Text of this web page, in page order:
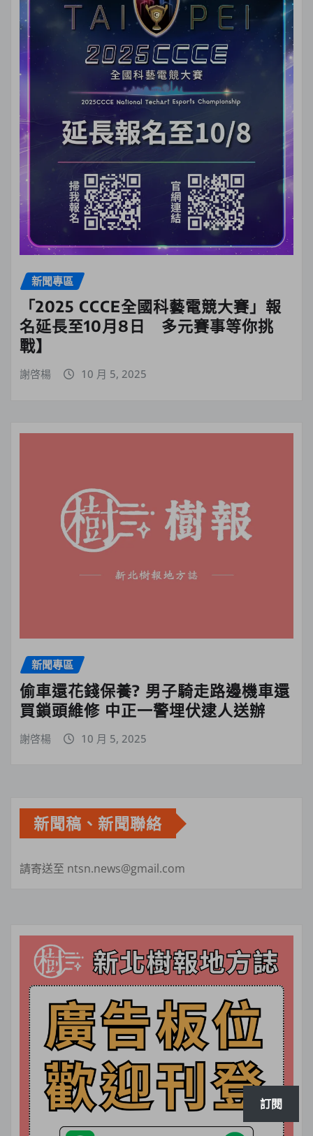
新聞專區
「2025 CCCE全國科藝電競大賽」報
名延長至10月8日 多元賽事等你挑
戰】
謝啓楊 10 月 5, 2025
新聞專區
偷車還花錢保養? 男子騎走路邊機車還
買鎖頭維修 中正一警埋伏逮人送辦
謝啓楊 10 月 5, 2025
新聞稿、新聞聯絡
請寄送至 ntsn.news@gmail.com
訂閱